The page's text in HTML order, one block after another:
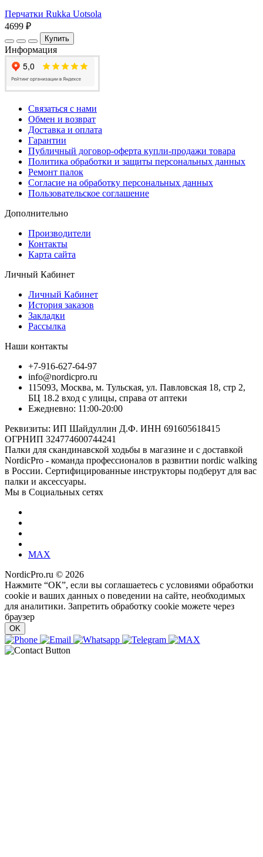
Перчатки Rukka Uotsola
4699 ₽
Купить
Информация
Связаться с нами
Обмен и возврат
Доставка и оплата
Гарантии
Публичный договор-оферта купли-продажи товара
Политика обработки и защиты персональных данных
Ремонт палок
Согласие на обработку персональных данных
Пользовательское соглашение
Дополнительно
Производители
Контакты
Карта сайта
Личный Кабинет
Личный Кабинет
История заказов
Закладки
Рассылка
Наши контакты
+7-916-627-64-97
info@nordicpro.ru
115093, Москва, м. Тульская, ул. Павловская 18, стр 2,
БЦ 18.2 вход с улицы, справа от аптеки
Ежедневно: 11:00-20:00
Реквизиты: ИП Шайдуллин Д.Ф. ИНН 691605618415
ОГРНИП 324774600744241
Палки для скандинавской ходьбы в магазине и с доставкой
NordicPro - команда профессионалов в развитии nordic walking
в России. Сертифицированные инструкторы подберут для вас
палки и аксессуары.
Мы в Социальных сетях
MAX
NordicPro.ru © 2026
Нажмите “ОК”, если вы соглашаетесь с условиями обработки
cookie и ваших данных о поведении на сайте, необходимых
для аналитики. Запретить обработку cookie можете через
браузер
OK